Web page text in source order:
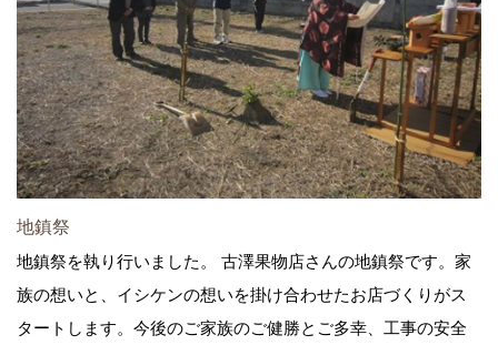
地鎮祭
地鎮祭を執り行いました。 古澤果物店さんの地鎮祭です。家
族の想いと、イシケンの想いを掛け合わせたお店づくりがス
タートします。今後のご家族のご健勝とご多幸、工事の安全